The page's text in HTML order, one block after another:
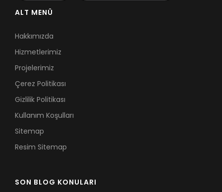
ALT MENÜ
Hakkımızda
Hizmetlerimiz
Projelerimiz
Çerez Politikası
Gizlilik Politikası
Kullanım Koşulları
Sitemap
Resim Sitemap
SON BLOG KONULARI